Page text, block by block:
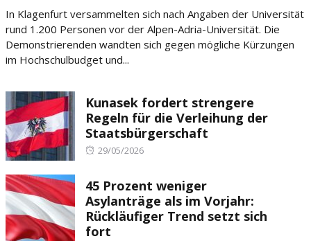
In Klagenfurt versammelten sich nach Angaben der Universität
rund 1.200 Personen vor der Alpen-Adria-Universität. Die
Demonstrierenden wandten sich gegen mögliche Kürzungen
im Hochschulbudget und...
Kunasek fordert strengere
Regeln für die Verleihung der
Staatsbürgerschaft
Posted
29/05/2026
45 Prozent weniger
Asylanträge als im Vorjahr:
Rückläufiger Trend setzt sich
fort